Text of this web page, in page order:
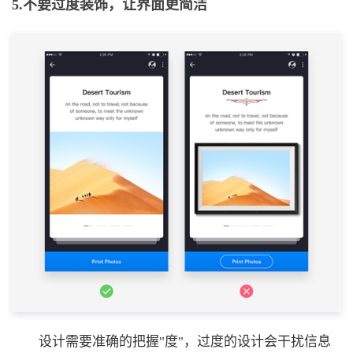
5.不要过度装饰，让界面更简洁
设计需要准确的把握"度"，过度的设计会干扰信息